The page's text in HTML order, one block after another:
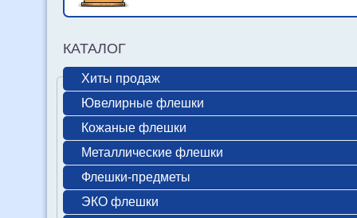
КАТАЛОГ
Хиты продаж
Ювелирные флешки
Кожаные флешки
Металлические флешки
Флешки-предметы
ЭКО флешки